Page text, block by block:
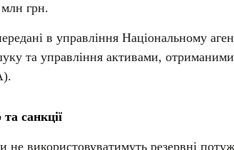
грн.
в управління Національному
та управління активами,
санкції
не використовуватимуть резервні